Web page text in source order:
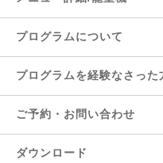
プログラムについて
プログラムを経験なさった
ご予約・お問い合わせ
ダウンロード